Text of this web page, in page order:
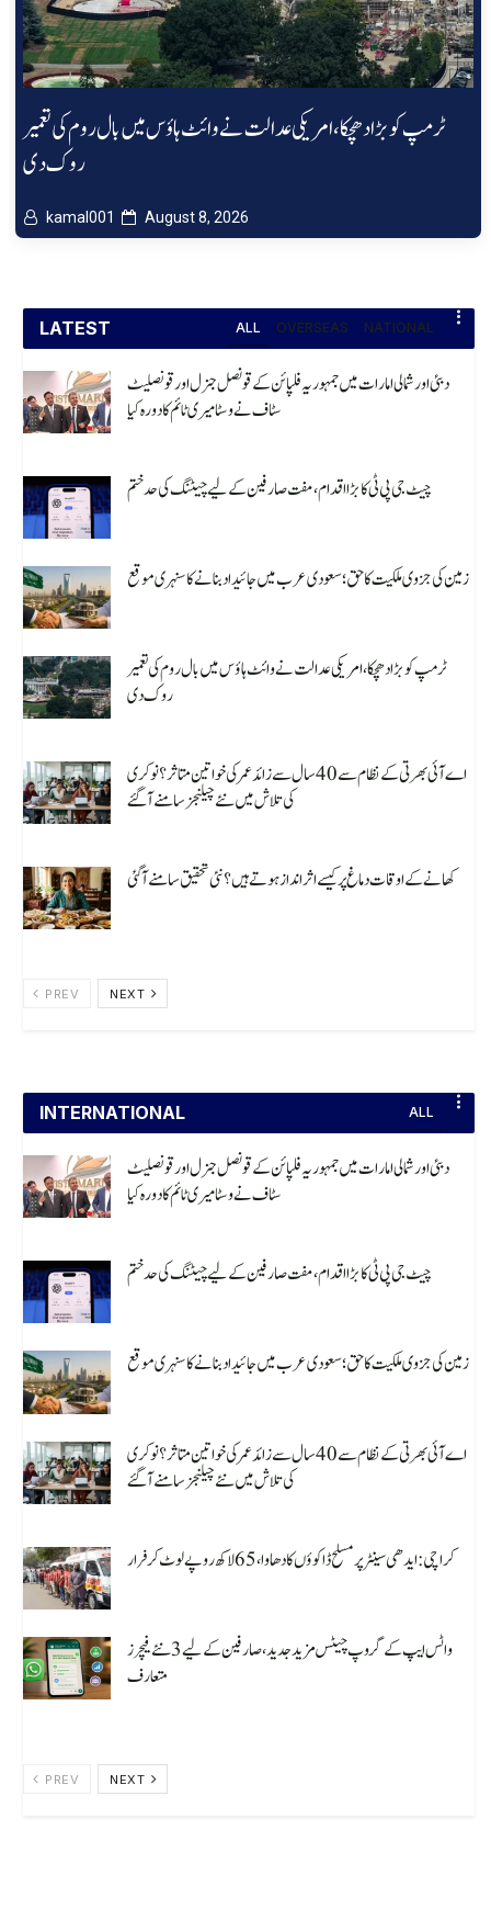
ٹرمپ کو بڑا دھچکا، امریکی عدالت نے وائٹ ہاؤس میں بال روم کی تعمیر
روک دی
kamal001 August 8, 2026
LATEST ALL OVERSEAS NATIONAL
دبئی اور شمالی امارات میں جمہوریہ فلپائن کے قونصل جنرل اور قونصلیٹ
سٹاف نے وسٹا میری ٹائم کا دورہ کیا
چیٹ جی پی ٹی کا بڑا اقدام، مفت صارفین کے لیے چیٹنگ کی حد ختم
زمین کی جزوی ملکیت کا حق؛ سعودی عرب میں جائیداد بنانے کا سنہری موقع
ٹرمپ کو بڑا دھچکا، امریکی عدالت نے وائٹ ہاؤس میں بال روم کی تعمیر
روک دی
اے آئی بھرتی کے نظام سے 40 سال سے زائد عمر کی خواتین متاثر؟ نوکری
کی تلاش میں نئے چیلنجز سامنے آ گئے
کھانے کے اوقات دماغ پر کیسے اثر انداز ہوتے ہیں؟ نئی تحقیق سامنے آگئی
PREV NEXT
INTERNATIONAL ALL
دبئی اور شمالی امارات میں جمہوریہ فلپائن کے قونصل جنرل اور قونصلیٹ
سٹاف نے وسٹا میری ٹائم کا دورہ کیا
چیٹ جی پی ٹی کا بڑا اقدام، مفت صارفین کے لیے چیٹنگ کی حد ختم
زمین کی جزوی ملکیت کا حق؛ سعودی عرب میں جائیداد بنانے کا سنہری موقع
اے آئی بھرتی کے نظام سے 40 سال سے زائد عمر کی خواتین متاثر؟ نوکری
کی تلاش میں نئے چیلنجز سامنے آ گئے
کراچی: ایدھی سینٹر پر مسلح ڈاکوؤں کا دھاوا، 65 لاکھ روپے لوٹ کر فرار
واٹس ایپ کے گروپ چیٹس مزید جدید، صارفین کے لیے 3 نئے فیچرز
متعارف
PREV NEXT